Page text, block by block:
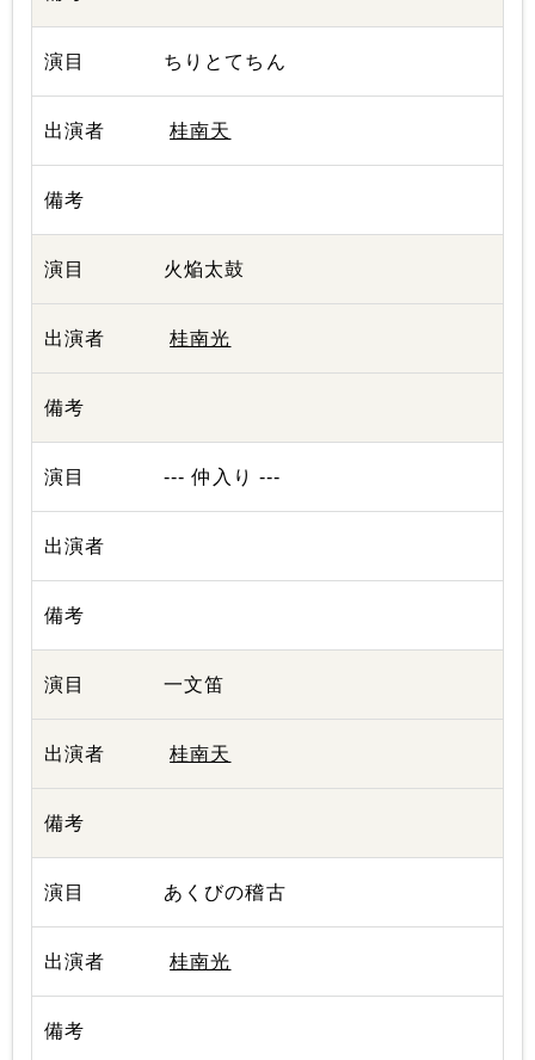
ちりとてちん
桂南天
火焔太鼓
桂南光
--- 仲入り ---
一文笛
桂南天
あくびの稽古
桂南光